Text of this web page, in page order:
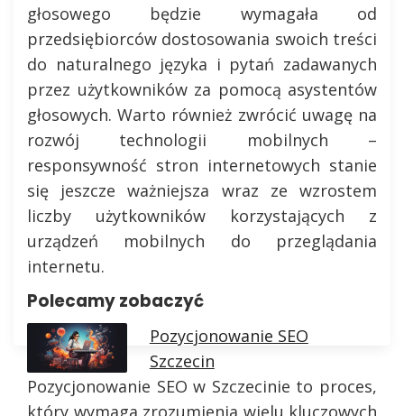
głosowego będzie wymagała od
przedsiębiorców dostosowania swoich treści
do naturalnego języka i pytań zadawanych
przez użytkowników za pomocą asystentów
głosowych. Warto również zwrócić uwagę na
rozwój technologii mobilnych –
responsywność stron internetowych stanie
się jeszcze ważniejsza wraz ze wzrostem
liczby użytkowników korzystających z
urządzeń mobilnych do przeglądania
internetu.
Polecamy zobaczyć
Pozycjonowanie SEO
Szczecin
Pozycjonowanie SEO w Szczecinie to proces,
który wymaga zrozumienia wielu kluczowych